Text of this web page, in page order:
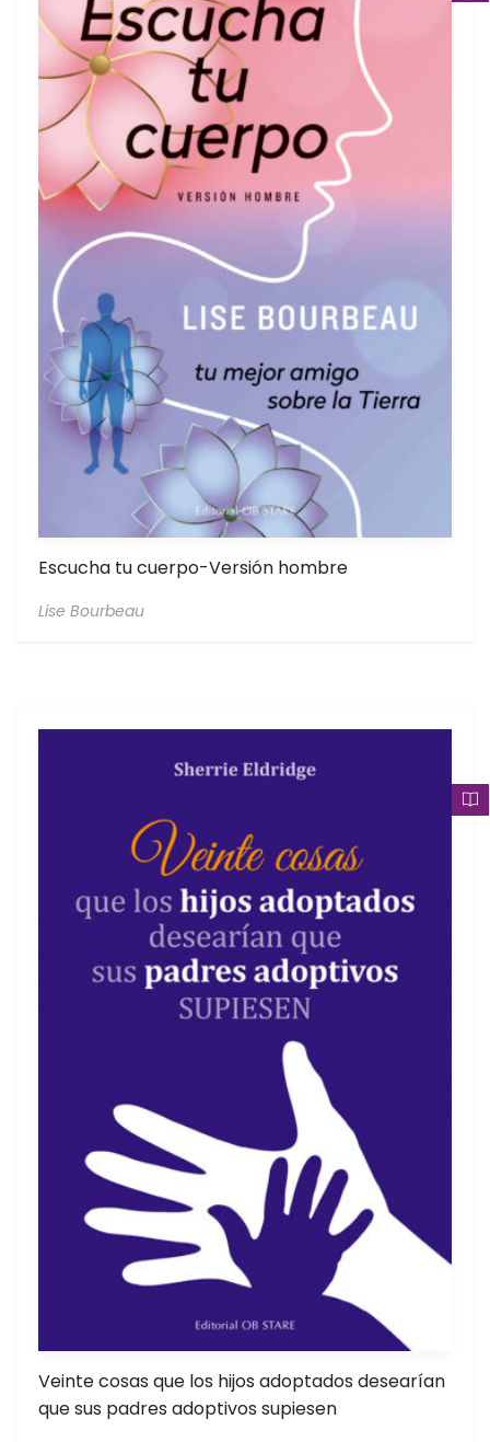
Escucha tu cuerpo-Versión hombre
Lise Bourbeau
Veinte cosas que los hijos adoptados desearían
que sus padres adoptivos supiesen